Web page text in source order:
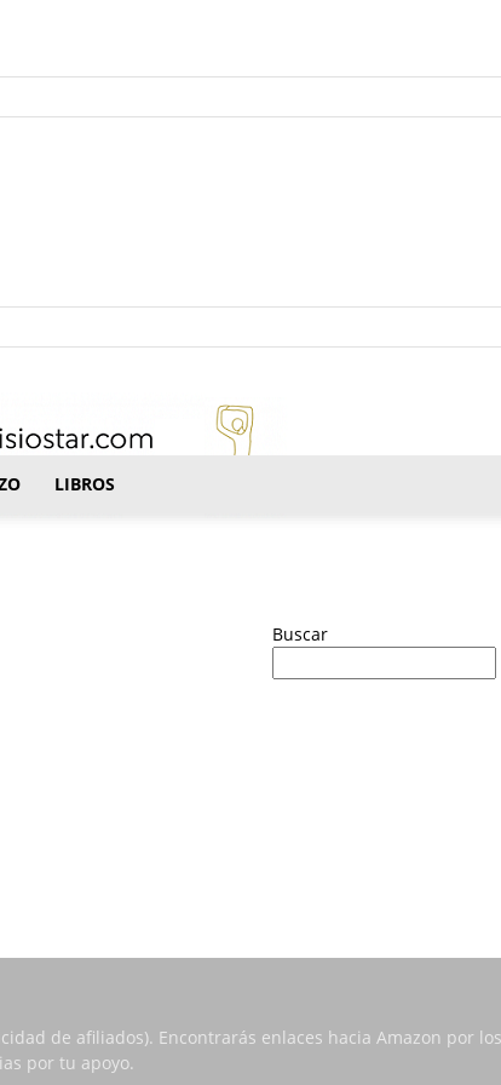
LIBROS
Buscar
de afiliados). Encontrarás enlaces hacia Amazon por
por tu apoyo.